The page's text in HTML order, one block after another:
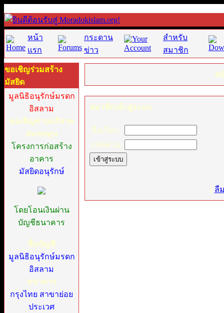
หน้า
แรก
กระดาน
ข่าว
สำหรับ
สมาชิก
ขอเชิญร่วมสร้าง
มัสยิด
มูลนิธิอนุรักษ์มรดก
อิสลาม
ขอเชิญท่านบริจาค
สมทบทุน
โครงการก่อสร้าง
อาคาร
มัสยิดอนุรักษ์
โดยโอนเงินผ่าน
บัญชีธนาคาร
ชื่อบัญชี
มูลนิธิอนุรักษ์มรดก
อิสลาม
ธนาคาร
กรุงไทย สาขาย่อย
ประเวศ
ส
สมาชิกเข้าสู่ระบบ
ชื่อเรียก:
รหัสผ่าน:
[ ลื